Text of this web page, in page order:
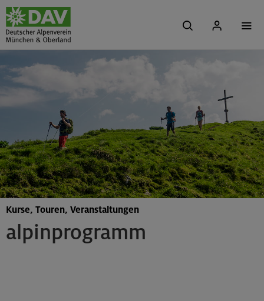
alpinprogramm
Kurse, Touren, Veranstaltungen